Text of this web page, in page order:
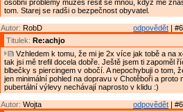
osobní problémy můžeš řešit se mnou, když mě
tom. Starej se radši o bezpečnost obyvatel.
odpovědět |
Autor: RobD
Titulek: Re:achjo
Vzhledem k tomu, že mi je 2x více jak tobě a na
tak jsi mě trefil docela dobře. Ještě jsem ti zapoměl
blbečky s piercingem v obočí. A nepochybuji o tom,
jen minimální pohled na dopravu v Chotěboři a proto
pubertální výlevy nechávají naprosto v klidu :)
odpovědět |
Autor: Wojta